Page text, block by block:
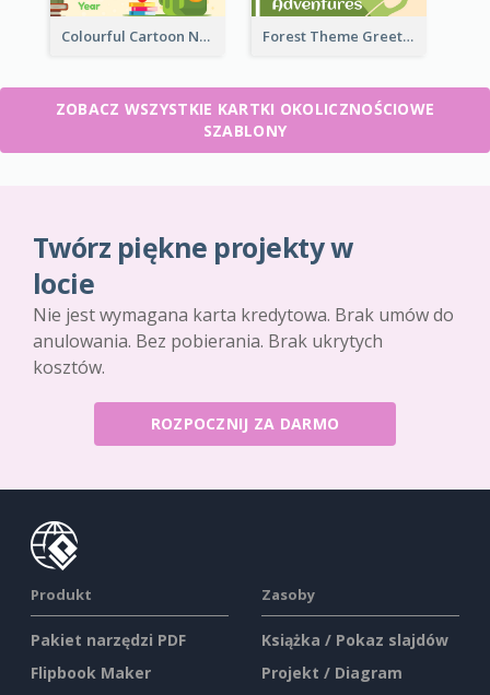
Colourful Cartoon New Academic Year Greeting Card Forest Theme Greeting Card
ZOBACZ WSZYSTKIE KARTKI OKOLICZNOŚCIOWE
SZABLONY
Twórz piękne projekty w
locie
Nie jest wymagana karta kredytowa. Brak umów do
anulowania. Bez pobierania. Brak ukrytych
kosztów.
ROZPOCZNIJ ZA DARMO
Produkt
Pakiet narzędzi PDF
Flipbook Maker
Zasoby
Książka / Pokaz slajdów
Projekt / Diagram